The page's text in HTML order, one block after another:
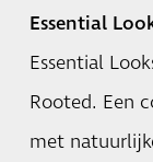
Essential
Essential
Rooted. Een
met